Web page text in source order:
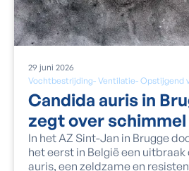
Vochtbestrijding- Ventilatie- Opstijgend
29 juni 2026
Candida auris in
zegt over schimmel
In het AZ Sint-Jan in Brugge
het eerst in België een
auris, een zeldzame en